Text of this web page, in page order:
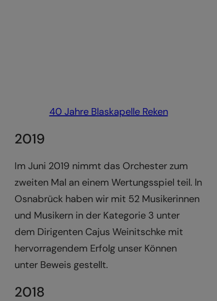
40 Jahre Blaskapelle Reken
2019
Im Juni 2019 nimmt das Orchester zum
zweiten Mal an einem Wertungsspiel teil. ln
Osnabrück haben wir mit 52 Musikerinnen
und Musikern in der Kategorie 3 unter
dem Dirigenten Cajus Weinitschke mit
hervorragendem Erfolg unser Können
unter Beweis gestellt.
2018